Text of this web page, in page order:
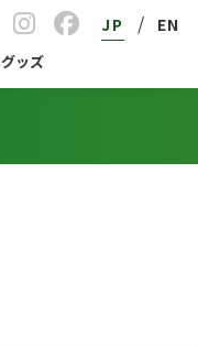
JP / EN
グッズ